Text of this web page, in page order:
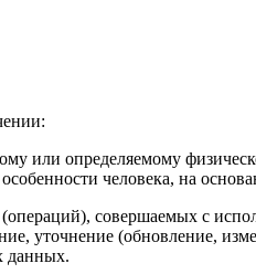
или определяемому
человека, на
совершаемых с
уточнение (обновление,
данных.